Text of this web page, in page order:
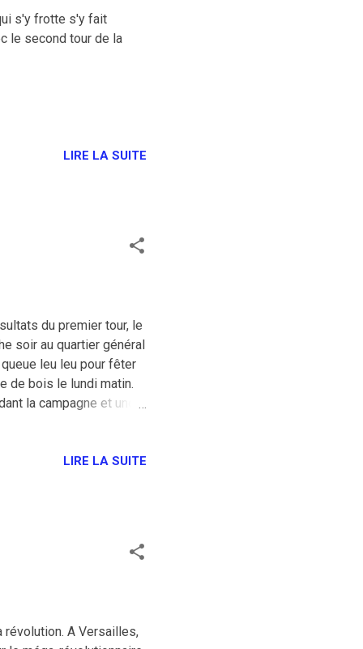
s'y frotte s'y fait
le second tour de la
LIRE LA SUITE
du premier tour, le
soir au quartier général
leu leu pour fêter
de bois le lundi matin.
la campagne et une
LIRE LA SUITE
révolution. A Versailles,